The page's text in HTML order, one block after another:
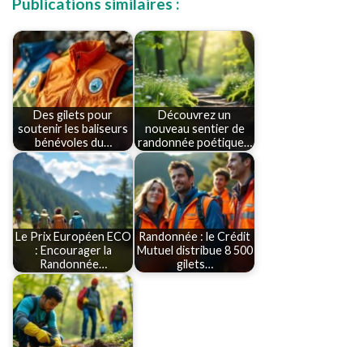
Des gilets pour
soutenir les baliseurs
bénévoles du…
Découvrez un
nouveau sentier de
randonnée poétique…
Le Prix Européen ECO
: Encourager la
Randonnée…
Randonnée : le Crédit
Mutuel distribue 8 500
gilets…